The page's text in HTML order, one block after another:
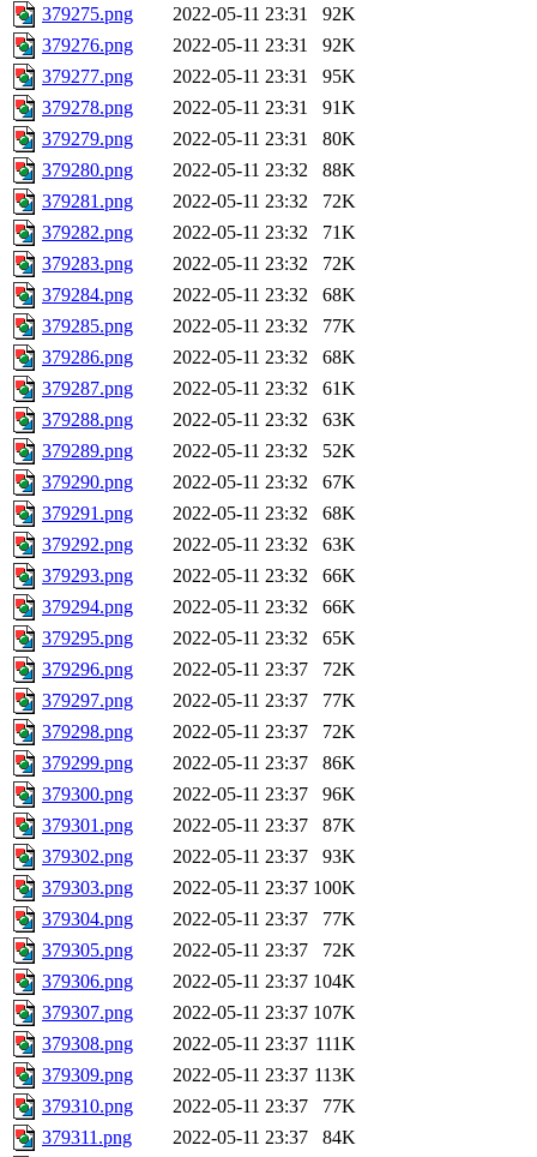
379275.png
2022-05-11 23:31
92K
379276.png
2022-05-11 23:31
92K
379277.png
2022-05-11 23:31
95K
379278.png
2022-05-11 23:31
91K
379279.png
2022-05-11 23:31
80K
379280.png
2022-05-11 23:32
88K
379281.png
2022-05-11 23:32
72K
379282.png
2022-05-11 23:32
71K
379283.png
2022-05-11 23:32
72K
379284.png
2022-05-11 23:32
68K
379285.png
2022-05-11 23:32
77K
379286.png
2022-05-11 23:32
68K
379287.png
2022-05-11 23:32
61K
379288.png
2022-05-11 23:32
63K
379289.png
2022-05-11 23:32
52K
379290.png
2022-05-11 23:32
67K
379291.png
2022-05-11 23:32
68K
379292.png
2022-05-11 23:32
63K
379293.png
2022-05-11 23:32
66K
379294.png
2022-05-11 23:32
66K
379295.png
2022-05-11 23:32
65K
379296.png
2022-05-11 23:37
72K
379297.png
2022-05-11 23:37
77K
379298.png
2022-05-11 23:37
72K
379299.png
2022-05-11 23:37
86K
379300.png
2022-05-11 23:37
96K
379301.png
2022-05-11 23:37
87K
379302.png
2022-05-11 23:37
93K
379303.png
2022-05-11 23:37 100K
379304.png
2022-05-11 23:37
77K
379305.png
2022-05-11 23:37
72K
379306.png
2022-05-11 23:37 104K
379307.png
2022-05-11 23:37 107K
379308.png
2022-05-11 23:37 111K
379309.png
2022-05-11 23:37 113K
379310.png
2022-05-11 23:37
77K
379311.png
2022-05-11 23:37
84K